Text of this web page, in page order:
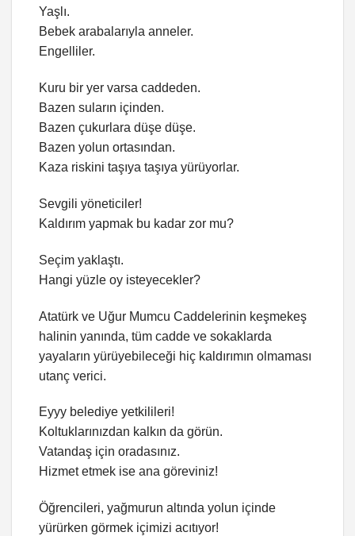
Yaşlı.
Bebek arabalarıyla anneler.
Engelliler.
Kuru bir yer varsa caddeden.
Bazen suların içinden.
Bazen çukurlara düşe düşe.
Bazen yolun ortasından.
Kaza riskini taşıya taşıya yürüyorlar.
Sevgili yöneticiler!
Kaldırım yapmak bu kadar zor mu?
Seçim yaklaştı.
Hangi yüzle oy isteyecekler?
Atatürk ve Uğur Mumcu Caddelerinin keşmekeş
halinin yanında, tüm cadde ve sokaklarda
yayaların yürüyebileceği hiç kaldırımın olmaması
utanç verici.
Eyyy belediye yetkilileri!
Koltuklarınızdan kalkın da görün.
Vatandaş için oradasınız.
Hizmet etmek ise ana göreviniz!
Öğrencileri, yağmurun altında yolun içinde
yürürken görmek içimizi acıtıyor!